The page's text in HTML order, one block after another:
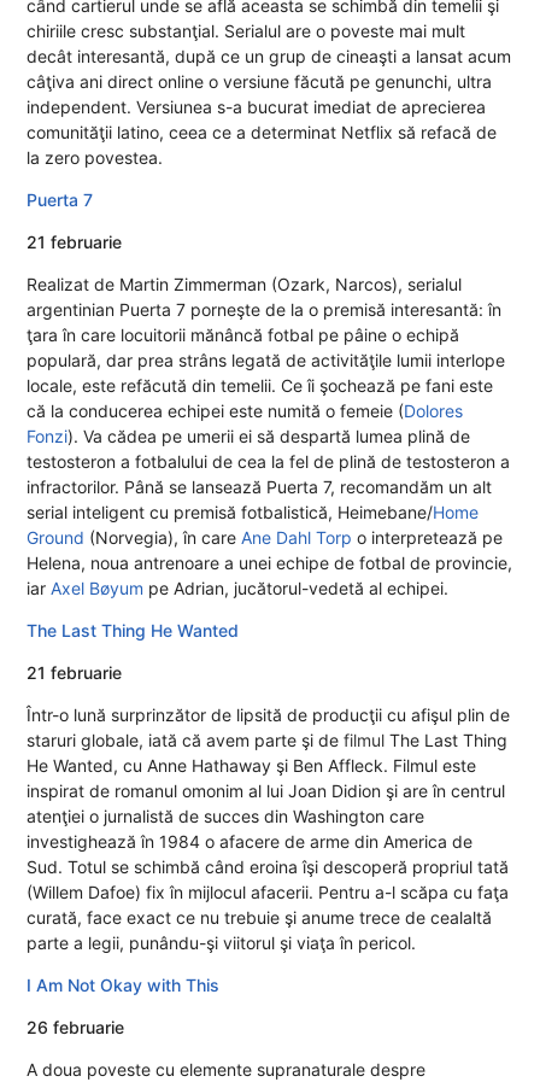
când cartierul unde se află aceasta se schimbă din temelii şi
chiriile cresc substanţial. Serialul are o poveste mai mult
decât interesantă, după ce un grup de cineaşti a lansat acum
câţiva ani direct online o versiune făcută pe genunchi, ultra
independent. Versiunea s-a bucurat imediat de aprecierea
comunităţii latino, ceea ce a determinat Netflix să refacă de
la zero povestea.
Puerta 7
21 februarie
Realizat de Martin Zimmerman (Ozark, Narcos), serialul
argentinian Puerta 7 porneşte de la o premisă interesantă: în
ţara în care locuitorii mănâncă fotbal pe pâine o echipă
populară, dar prea strâns legată de activităţile lumii interlope
locale, este refăcută din temelii. Ce îi şochează pe fani este
că la conducerea echipei este numită o femeie (Dolores
Fonzi). Va cădea pe umerii ei să despartă lumea plină de
testosteron a fotbalului de cea la fel de plină de testosteron a
infractorilor. Până se lansează Puerta 7, recomandăm un alt
serial inteligent cu premisă fotbalistică, Heimebane/Home
Ground (Norvegia), în careAne Dahl Torp o interpretează pe
Helena, noua antrenoare a unei echipe de fotbal de provincie,
iarAxel Bøyum pe Adrian, jucătorul-vedetă al echipei.
The Last Thing He Wanted
21 februarie
Într-o lună surprinzător de lipsită de producţii cu afişul plin de
staruri globale, iată că avem parte şi defilmul The Last Thing
He Wanted, cu Anne Hathaway şi Ben Affleck. Filmul este
inspirat de romanul omonim al lui Joan Didion şi are în centrul
atenţiei o jurnalistă de succes din Washington care
investighează în 1984 o afacere de arme din America de
Sud. Totul se schimbă când eroina îşi descoperă propriul tată
(Willem Dafoe) fix în mijlocul afacerii. Pentru a-l scăpa cu faţa
curată, face exact ce nu trebuie şi anume trece de cealaltă
parte a legii, punându-şi viitorul şi viaţa în pericol.
I Am Not Okay with This
26 februarie
A doua poveste cu elemente supranaturale despre